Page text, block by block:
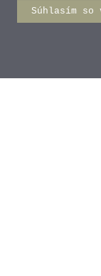
Súhlasím so